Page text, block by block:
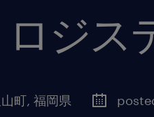
ジス
町, 福岡県